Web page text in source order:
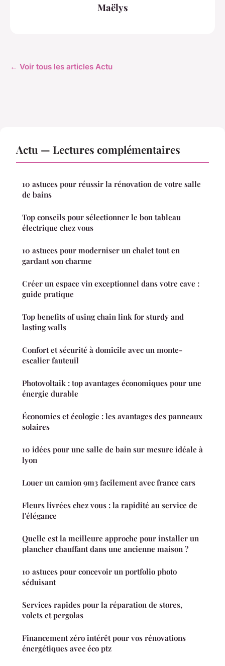
Maëlys
← Voir tous les articles Actu
Actu — Lectures complémentaires
10 astuces pour réussir la rénovation de votre salle
de bains
Top conseils pour sélectionner le bon tableau
électrique chez vous
10 astuces pour moderniser un chalet tout en
gardant son charme
Créer un espace vin exceptionnel dans votre cave :
guide pratique
Top benefits of using chain link for sturdy and
lasting walls
Confort et sécurité à domicile avec un monte-
escalier fauteuil
Photovoltaik : top avantages économiques pour une
énergie durable
Économies et écologie : les avantages des panneaux
solaires
10 idées pour une salle de bain sur mesure idéale à
lyon
Louer un camion 9m3 facilement avec france cars
Fleurs livrées chez vous : la rapidité au service de
l'élégance
Quelle est la meilleure approche pour installer un
plancher chauffant dans une ancienne maison ?
10 astuces pour concevoir un portfolio photo
séduisant
Services rapides pour la réparation de stores,
volets et pergolas
Financement zéro intérêt pour vos rénovations
énergétiques avec éco ptz